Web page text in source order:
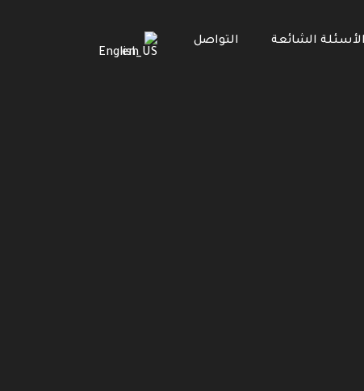
الأسئلة الشائعة
التواصل
English